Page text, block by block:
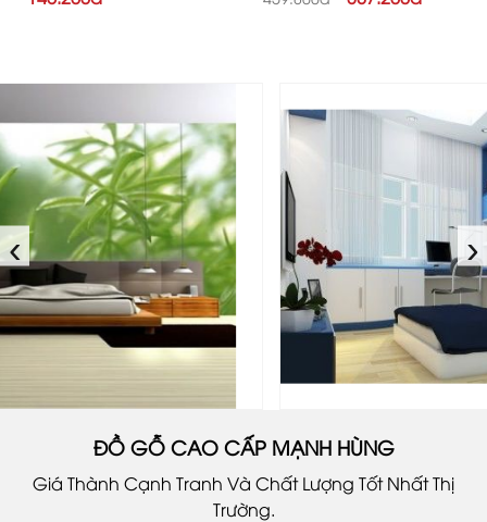
‹ ›
ĐỒ GỖ CAO CẤP MẠNH HÙNG
Giá Thành Cạnh Tranh Và Chất Lượng Tốt Nhất Thị
Trường.